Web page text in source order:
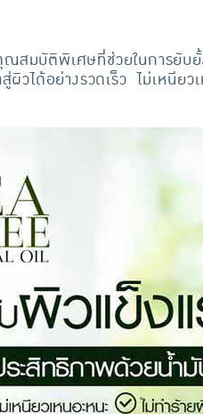
มบัติพิเศษที่ช่วยในการยับยั้
วได้อย่างรวดเร็ว ไม่เหนียว